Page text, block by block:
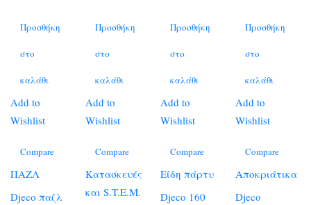
Προσθήκη
στο
καλάθι
Add to
Wishlist
Compare
ΠΑΖΛ
Djeco παζλ
Προσθήκη
στο
καλάθι
Add to
Wishlist
Compare
Κατασκευές
και S.T.E.M.
Προσθήκη
στο
καλάθι
Add to
Wishlist
Compare
Είδη πάρτυ
Djeco 160
Προσθήκη
στο
καλάθι
Add to
Wishlist
Compare
Αποκριάτικα
Djeco